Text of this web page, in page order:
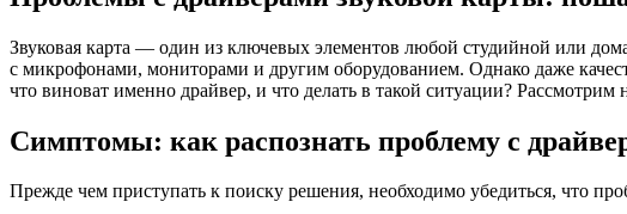
Звуковая карта — один из ключевых элементов любой студийной или
с микрофонами, мониторами и другим оборудованием. Однако даже
что виноват именно драйвер, и что делать в такой ситуации? Рассмотрим
Симптомы: как распознать проблему с
Прежде чем приступать к поиску решения, необходимо убедиться, что